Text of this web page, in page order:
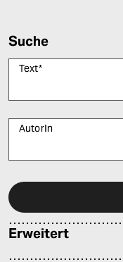
Suche
Text*
AutorIn
Erweitert